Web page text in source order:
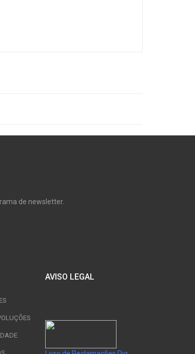
de newsletter.
AVISO LEGAL